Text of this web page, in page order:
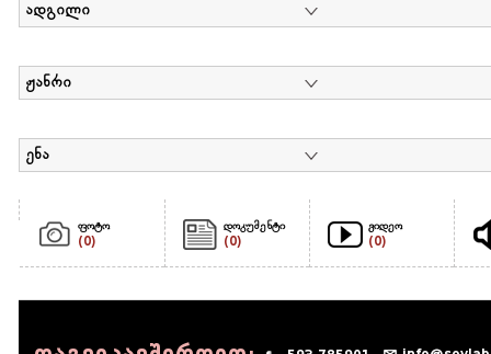
ადგილი
ჟანრი
ენა
ფოტო
(0)
დოკუმენტი
(0)
ვიდეო
(0)